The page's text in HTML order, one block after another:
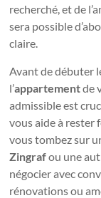
recherché, et de
sera possible
claire.
Avant de débuter
l’appartementde
admissible est
vous aide à rester
vous tombez sur
Zingrafou une
négocier avec
rénovations ou